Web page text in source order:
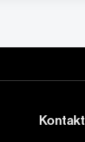
Kontakt